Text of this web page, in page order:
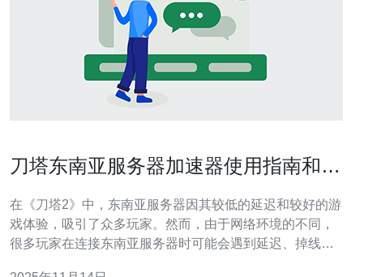
刀塔东南亚服务器加速器使用指南和推
在《刀塔2》中，东南亚服务器因其较低的延迟和较好的游
戏体验，吸引了众多玩家。然而，由于网络环境的不同，
很多玩家在连接东南亚服务器时可能会遇到延迟、掉线等